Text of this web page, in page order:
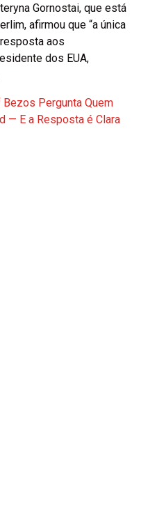
Gornostai, que está
afirmou que “a única
aos
dos EUA,
Pergunta Quem
— E a Resposta é Clara